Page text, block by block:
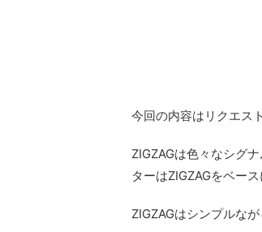
今回の内容はリクエス
ZIGZAGは色々なシグ
ターはZIGZAGをベー
ZIGZAGはシンプルな